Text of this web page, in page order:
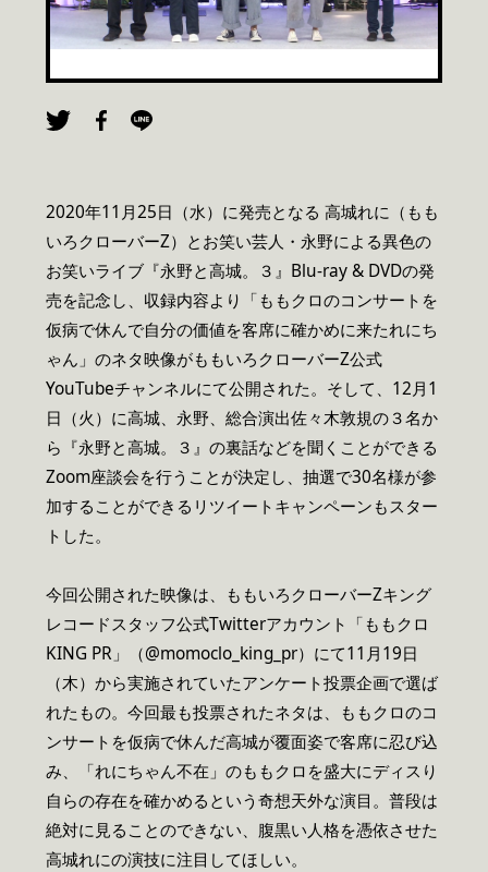
2020年11月25日（水）に発売となる 高城れに（もも
いろクローバーZ）とお笑い芸人・永野による異色の
お笑いライブ『永野と高城。３』Blu-ray & DVDの発
売を記念し、収録内容より「ももクロのコンサートを
仮病で休んで自分の価値を客席に確かめに来たれにち
ゃん」のネタ映像がももいろクローバーZ公式
YouTubeチャンネルにて公開された。そして、12月1
日（火）に高城、永野、総合演出佐々木敦規の３名か
ら『永野と高城。３』の裏話などを聞くことができる
Zoom座談会を行うことが決定し、抽選で30名様が参
加することができるリツイートキャンペーンもスター
トした。
今回公開された映像は、ももいろクローバーZキング
レコードスタッフ公式Twitterアカウント「ももクロ
KING PR」（@momoclo_king_pr）にて11月19日
（木）から実施されていたアンケート投票企画で選ば
れたもの。今回最も投票されたネタは、ももクロのコ
ンサートを仮病で休んだ高城が覆面姿で客席に忍び込
み、「れにちゃん不在」のももクロを盛大にディスり
自らの存在を確かめるという奇想天外な演目。普段は
絶対に見ることのできない、腹黒い人格を憑依させた
高城れにの演技に注目してほしい。